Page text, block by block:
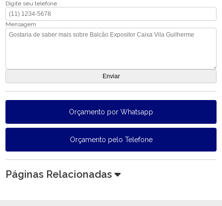
Digite seu telefone
Mensagem
Orçamento por Whatsapp
Orçamento pelo Telefone
Páginas Relacionadas